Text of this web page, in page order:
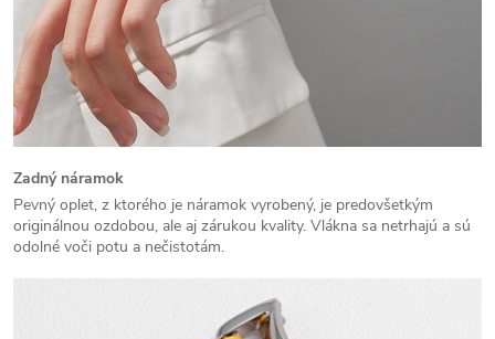
Zadný náramok
Pevný oplet, z ktorého je náramok vyrobený, je predovšetkým
originálnou ozdobou, ale aj zárukou kvality. Vlákna sa netrhajú a sú
odolné voči potu a nečistotám.